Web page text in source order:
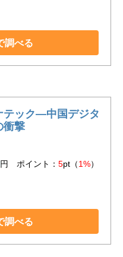
調べる
テック―中国デジタ
衝撃
円 ポイント： 5pt（1%）
調べる